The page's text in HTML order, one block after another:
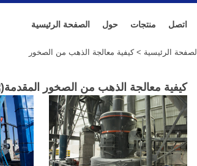
الصفحة الرئيسية حول منتجات اتصل
الصفحة الرئيسية > كيفية معالجة الذهب من الصخور
كيفية معالجة الذهب من الصخور المقدمة(